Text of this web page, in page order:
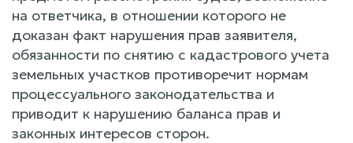
на ответчика, в отношении которого не
доказан факт нарушения прав заявителя,
обязанности по снятию с кадастрового учета
земельных участков противоречит нормам
процессуального законодательства и
приводит к нарушению баланса прав и
законных интересов сторон.